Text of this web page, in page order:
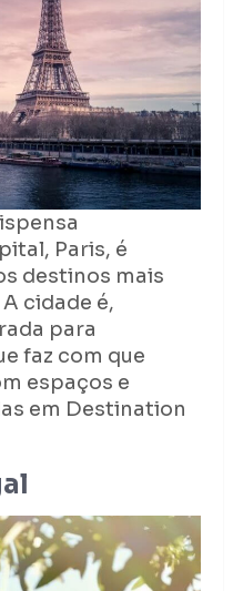
Paris, é
destinos mais
cidade é,
para
faz com que
espaços e
em Destination